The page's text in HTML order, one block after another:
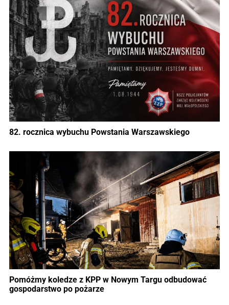
82. rocznica wybuchu Powstania Warszawskiego
Pomóżmy koledze z KPP w Nowym Targu odbudować
gospodarstwo po pożarze